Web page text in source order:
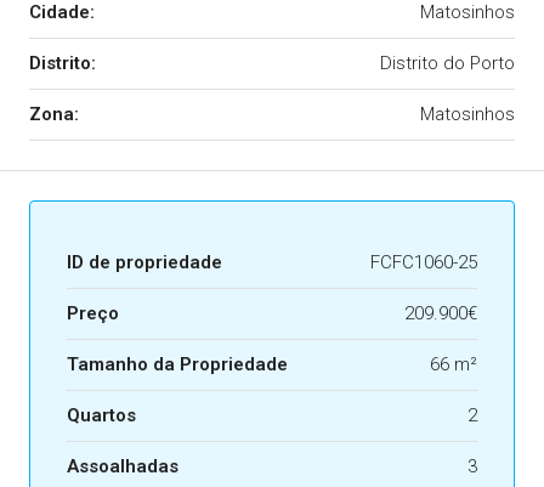
Cidade: Matosinhos
Distrito: Distrito do Porto
Zona: Matosinhos
ID de propriedade FCFC1060-25
Preço 209.900€
Tamanho da Propriedade 66 m²
Quartos 2
Assoalhadas 3